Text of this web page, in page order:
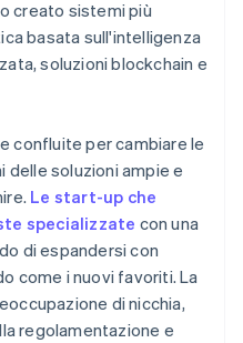
creato sistemi più
basata sull'intelligenza
soluzioni blockchain e
confluite per cambiare le
soluzioni ampie e
Le start-up che
specializzate con una
di espandersi con
come i nuovi favoriti. La
di nicchia,
regolamentazione e